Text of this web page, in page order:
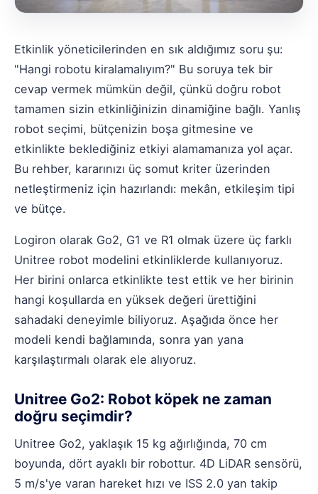
Etkinlik yöneticilerinden en sık aldığımız soru şu:
"Hangi robotu kiralamalıyım?" Bu soruya tek bir
cevap vermek mümkün değil, çünkü doğru robot
tamamen sizin etkinliğinizin dinamiğine bağlı. Yanlış
robot seçimi, bütçenizin boşa gitmesine ve
etkinlikte beklediğiniz etkiyi alamamanıza yol açar.
Bu rehber, kararınızı üç somut kriter üzerinden
netleştirmeniz için hazırlandı: mekân, etkileşim tipi
ve bütçe.
Logiron olarak Go2, G1 ve R1 olmak üzere üç farklı
Unitree robot modelini etkinliklerde kullanıyoruz.
Her birini onlarca etkinlikte test ettik ve her birinin
hangi koşullarda en yüksek değeri ürettiğini
sahadaki deneyimle biliyoruz. Aşağıda önce her
modeli kendi bağlamında, sonra yan yana
karşılaştırmalı olarak ele alıyoruz.
Unitree Go2: Robot köpek ne zaman
doğru seçimdir?
Unitree Go2, yaklaşık 15 kg ağırlığında, 70 cm
boyunda, dört ayaklı bir robottur. 4D LiDAR sensörü,
5 m/s'ye varan hareket hızı ve ISS 2.0 yan takip